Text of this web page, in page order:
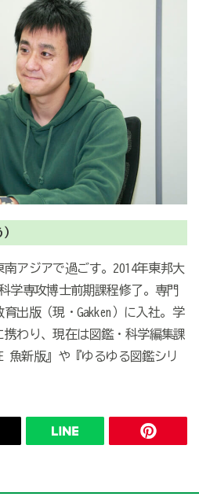
アジアで過ごす。 2014年東邦大
学専攻博士前期課程修了。専門
育出版（現・Gakken ）に入社。学
わり、現在は図鑑・科学編集課
魚新版』や『ゆるゆる図鑑シリ